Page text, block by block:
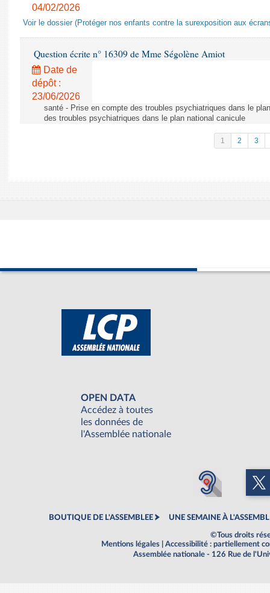
04/02/2026
Voir le dossier (Protéger nos enfants contre la surexposition aux
Question écrite n° 16309 de Mme Ségolène Amiot
Date de
dépôt :
23/06/2026
santé - Prise en compte des troubles psychiatriques dans le
des troubles psychiatriques dans le plan national canicule
1 2 3
OPEN DATA
Accédez à toutes
les données de
l'Assemblée nationale
BOUTIQUE DE L'ASSEMBLEE UNE SEMAINE À
©Tous droits
Mentions légales
Accessibilité : partiellement
Assemblée nationale - 126 Rue de